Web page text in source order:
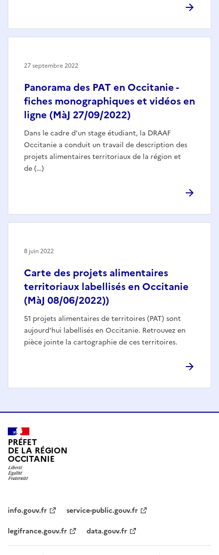
Panorama des PAT en Occitanie -
fiches monographiques et vidéos en
ligne (MàJ 27/09/2022)
Dans le cadre d'un stage étudiant, la DRAAF
Occitanie a conduit un travail de description des
projets alimentaires territoriaux de la région et
de (…)
27 septembre 2022
Carte des projets alimentaires
territoriaux labellisés en Occitanie
(MàJ 08/06/2022))
51 projets alimentaires de territoires (PAT) sont
aujourd'hui labellisés en Occitanie. Retrouvez en
pièce jointe la cartographie de ces territoires.
8 juin 2022
PRÉFET
DE LA RÉGION
OCCITANIE
info.gouv.fr
service-public.gouv.fr
legifrance.gouv.fr
data.gouv.fr